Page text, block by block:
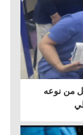
من نوعه